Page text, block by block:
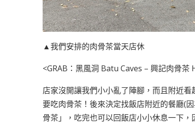
▲我們安排的肉骨茶當天店休
<GRAB：黑風洞 Batu Caves – 興記肉骨
店家沒開讓我們小小亂了陣腳，而且附近
要吃肉骨茶！後來決定找飯店附近的餐廳(
骨茶」，吃完也可以回飯店小小休息一下